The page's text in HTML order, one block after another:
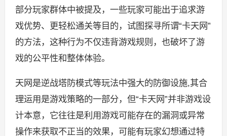
部分玩家群体中被提及，一些玩家可能出于追求游
戏优势、更轻松通关等目的，试图探寻所谓“卡天网”
的方法，这种行为不仅违背游戏规则，也破坏了游
戏的公平性和整体体验。
天网是逆战塔防模式等玩法中强大的防御设施,其合
理运用是游戏策略的一部分，但“卡天网”并非游戏设
计本意，它往往是利用游戏可能存在的漏洞或异常
操作来获取不正当的效果，可能有玩家幻想通过特